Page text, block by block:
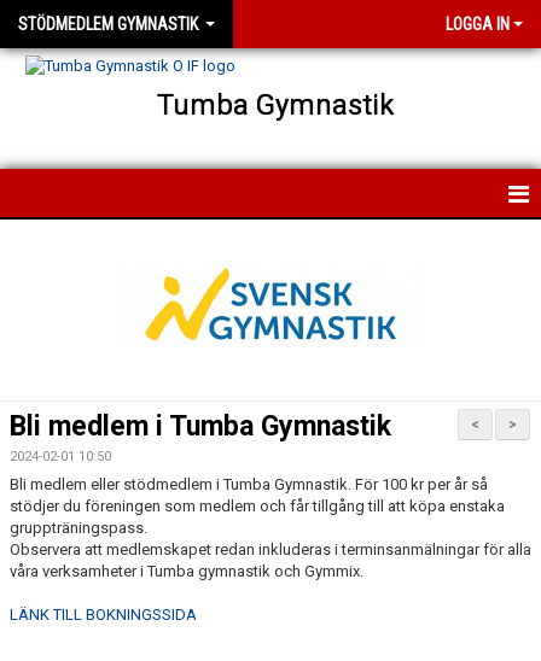
STÖDMEDLEM GYMNASTIK LOGGA IN
Tumba Gymnastik
>
<
Bli medlem i Tumba Gymnastik
2024-02-01 10:50
Bli medlem eller stödmedlem i Tumba Gymnastik. För 100 kr per år så
stödjer du föreningen som medlem och får tillgång till att köpa enstaka
gruppträningspass.
Observera att medlemskapet redan inkluderas i terminsanmälningar för alla
våra verksamheter i Tumba gymnastik och Gymmix.
LÄNK TILL BOKNINGSSIDA